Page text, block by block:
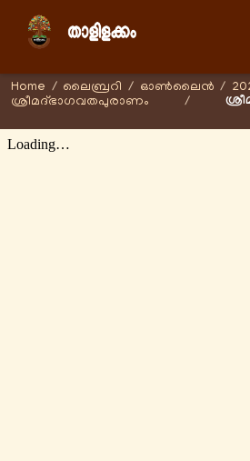
Home / ലൈബ്രറി / ഓണ്‍ലൈന്‍ /
ശ്രീമദ്ഭാഗവതപുരാണം
/